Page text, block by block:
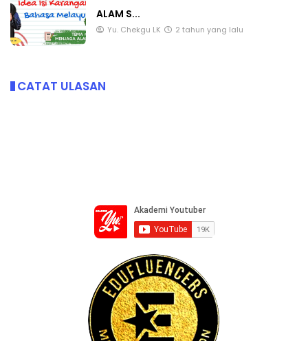
ALAM S...
Yu. Chekgu LK 2 tahun yang lalu
CATAT ULASAN